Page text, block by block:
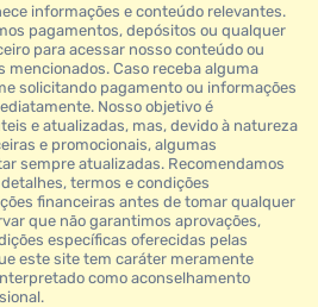
informações e conteúdo relevantes.
pagamentos, depósitos ou qualquer
para acessar nosso conteúdo ou
mencionados. Caso receba alguma
solicitando pagamento ou informações
Nosso objetivo é
e atualizadas, mas, devido à natureza
e promocionais, algumas
sempre atualizadas. Recomendamos
termos e condições
financeiras antes de tomar qualquer
que não garantimos aprovações,
específicas oferecidas pelas
este site tem caráter meramente
como aconselhamento